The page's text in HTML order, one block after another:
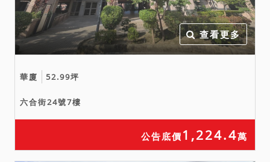
一、上開不動產5宗合併拍
賣，請投標人分別出價。
二、拍賣最低價額合計新台
幣：6,830,000元，以總價
四、若有停止、撤回、撤
銷、延緩強制執行之事由，
而其事由確實發生於本案標
查看更多
華廈 52.99坪
六合街24號7樓
公告底價 1,224.4萬